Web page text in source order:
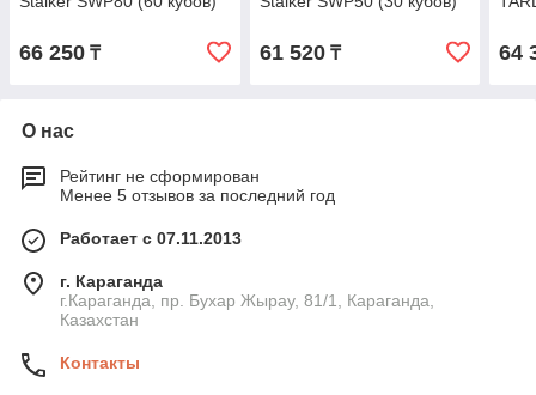
66 250 ₸ 61 520₸ 64
О нас
Рейтинг не сформирован
Менее 5 отзывов за последний год
Работает с 07.11.2013
г. Караганда
г.Караганда, пр. Бухар Жырау, 81/1, Караганда,
Казахстан
Контакты